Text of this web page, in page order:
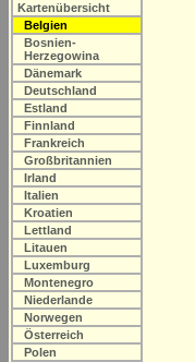
Kartenübersicht
Belgien
Bosnien-
Herzegowina
Dänemark
Deutschland
Estland
Finnland
Frankreich
Großbritannien
Irland
Italien
Kroatien
Lettland
Litauen
Luxemburg
Montenegro
Niederlande
Norwegen
Österreich
Polen